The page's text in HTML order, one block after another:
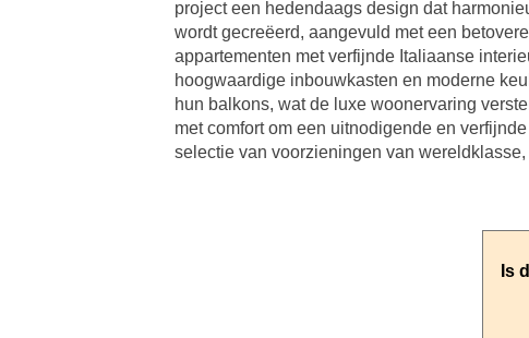
project een hedendaags design dat
wordt gecreëerd, aangevuld met een
appartementen met verfijnde Italiaanse
hoogwaardige inbouwkasten en moderne
hun balkons, wat de luxe woonervaring
met comfort om een ​​uitnodigende en
selectie van voorzieningen van